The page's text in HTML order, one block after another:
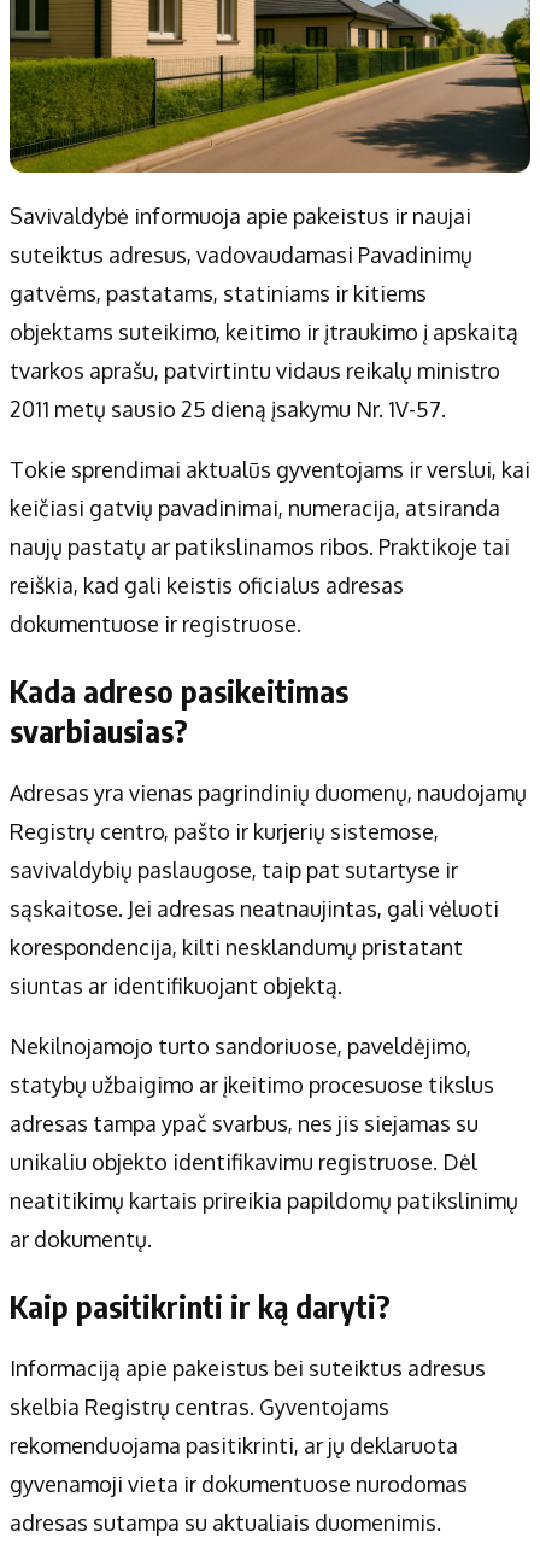
Savivaldybė informuoja apie pakeistus ir naujai
suteiktus adresus, vadovaudamasi Pavadinimų
gatvėms, pastatams, statiniams ir kitiems
objektams suteikimo, keitimo ir įtraukimo į apskaitą
tvarkos aprašu, patvirtintu vidaus reikalų ministro
2011 metų sausio 25 dieną įsakymu Nr. 1V-57.
Tokie sprendimai aktualūs gyventojams ir verslui, kai
keičiasi gatvių pavadinimai, numeracija, atsiranda
naujų pastatų ar patikslinamos ribos. Praktikoje tai
reiškia, kad gali keistis oficialus adresas
dokumentuose ir registruose.
Kada adreso pasikeitimas
svarbiausias?
Adresas yra vienas pagrindinių duomenų, naudojamų
Registrų centro, pašto ir kurjerių sistemose,
savivaldybių paslaugose, taip pat sutartyse ir
sąskaitose. Jei adresas neatnaujintas, gali vėluoti
korespondencija, kilti nesklandumų pristatant
siuntas ar identifikuojant objektą.
Nekilnojamojo turto sandoriuose, paveldėjimo,
statybų užbaigimo ar įkeitimo procesuose tikslus
adresas tampa ypač svarbus, nes jis siejamas su
unikaliu objekto identifikavimu registruose. Dėl
neatitikimų kartais prireikia papildomų patikslinimų
ar dokumentų.
Kaip pasitikrinti ir ką daryti?
Informaciją apie pakeistus bei suteiktus adresus
skelbia Registrų centras. Gyventojams
rekomenduojama pasitikrinti, ar jų deklaruota
gyvenamoji vieta ir dokumentuose nurodomas
adresas sutampa su aktualiais duomenimis.